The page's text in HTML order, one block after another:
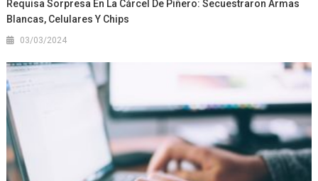
Requisa Sorpresa En La Cárcel De Piñero: Secuestraron Armas
Blancas, Celulares Y Chips
03/03/2024